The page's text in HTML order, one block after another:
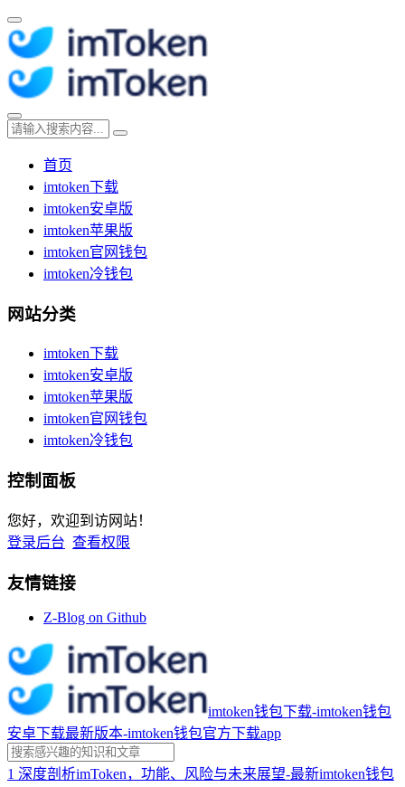
首页
imtoken下载
imtoken安卓版
imtoken苹果版
imtoken官网钱包
imtoken冷钱包
网站分类
imtoken下载
imtoken安卓版
imtoken苹果版
imtoken官网钱包
imtoken冷钱包
控制面板
您好，欢迎到访网站！
登录后台 查看权限
友情链接
Z-Blog on Github
imtoken钱包下载-imtoken钱包
安卓下载最新版本-imtoken钱包官方下载app
1 深度剖析imToken，功能、风险与未来展望-最新imtoken钱包